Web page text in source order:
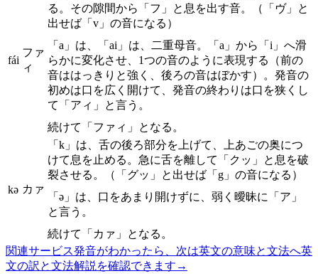
fái
ファ
ィ
る。その隙間から「フ」と息を出す音。（「ヴ」と
出せば「v」の音になる）
「a」は、「ai」は、二重母音。「a」から「i」へ滑
らかに変化させ、1つの音のように表現する（前の
音ははっきりと強く、後ろの音はぼかす）。発音の
初めは口を広く開けて、発音の終わりは口を狭くし
て「アィ」と言う。
続けて「ファィ」となる。
kə カァ
「k」は、舌の後ろ部分を上げて、上あごの奥につ
けて息を止める。急に舌を離して「クッ」と息を破
裂させる。（「グッ」と出せば「g」の音になる）
「ə」は、口をあまり開けずに、弱く曖昧に「ア」
と言う。
続けて「カァ」となる。
関連サービス発音がわかったら、次は英文の意味と文法へ英
文の訳と文法解説を確認できます →